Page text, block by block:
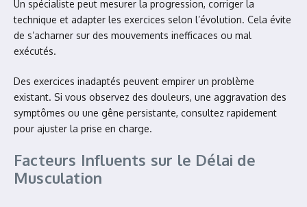
Un spécialiste peut mesurer la progression, corriger la
technique et adapter les exercices selon l’évolution. Cela évite
de s’acharner sur des mouvements inefficaces ou mal
exécutés.
Des exercices inadaptés peuvent empirer un problème
existant. Si vous observez des douleurs, une aggravation des
symptômes ou une gêne persistante, consultez rapidement
pour ajuster la prise en charge.
Facteurs Influents sur le Délai de
Musculation